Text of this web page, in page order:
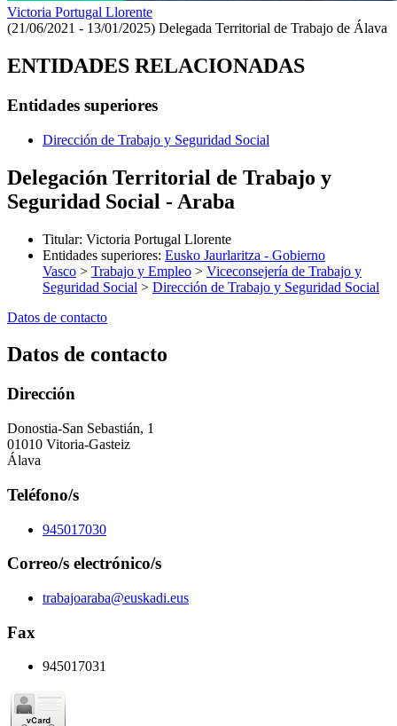
Victoria Portugal Llorente
(21/06/2021 - 13/01/2025) Delegada Territorial de Trabajo de Álava
ENTIDADES RELACIONADAS
Entidades superiores
Dirección de Trabajo y Seguridad Social
Delegación Territorial de Trabajo y
Seguridad Social - Araba
Titular: Victoria Portugal Llorente
Entidades superiores: Eusko Jaurlaritza - Gobierno
Vasco > Trabajo y Empleo > Viceconsejería de Trabajo y
Seguridad Social > Dirección de Trabajo y Seguridad Social
Datos de contacto
Datos de contacto
Dirección
Donostia-San Sebastián, 1
01010 Vitoria-Gasteiz
Álava
Teléfono/s
945017030
Correo/s electrónico/s
trabajoaraba@euskadi.eus
Fax
945017031